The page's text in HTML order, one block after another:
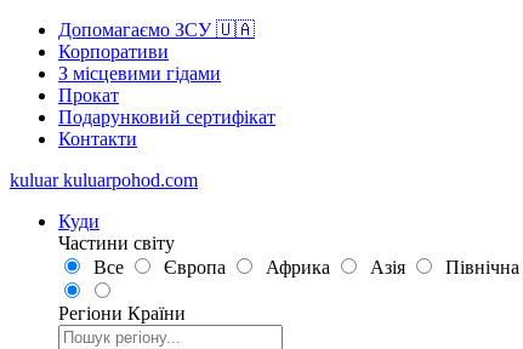
Допомагаємо ЗСУ 🇺🇦
Корпоративи
З місцевими гідами
Прокат
Подарунковий сертифікат
Контакти
kuluar kuluarpohod.com
Куди
Частини світу
Все
Європа Африка Азія
Регіони Країни